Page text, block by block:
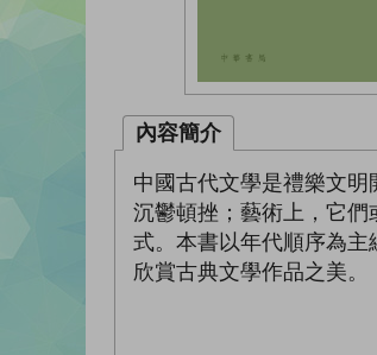
內容簡介
中國古代文學是禮樂文
沉鬱頓挫；藝術上，它
式。本書以年代順序為
欣賞古典文學作品之美。